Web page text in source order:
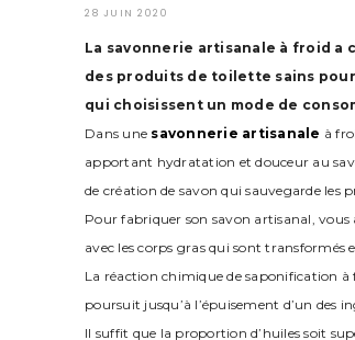
28 JUIN 2020
La savonnerie artisanale à froid a
des produits de toilette sains
qui choisissent un mode de
Dans une savonnerie artisanale à
apportant hydratation et douceur au
de création de savon qui sauvegarde les
Pour fabriquer son savon artisanal, vous
avec les corps gras qui sont transformés
La réaction chimique de saponification à
poursuit jusqu’à l’épuisement d’un des
Il suffit que la proportion d’huiles soit